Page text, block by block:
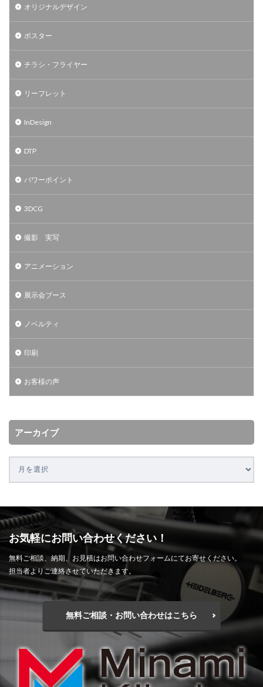
オリジナルデザイン
ポスター
チラシ・フライヤー
リーフレット
InDesign
DTP
パワーポイント
3DCG
撮影 実写
アニメーション
展示会ブース
ノベルティ
印刷
お客様の声
アーカイブ
お気軽にお問い合わせください！
無料ご相談、納期、お見積はお問い合わせフォームにてお寄せください。
担当者よりご連絡させていただきます。
無料ご相談・お問い合わせはこちら